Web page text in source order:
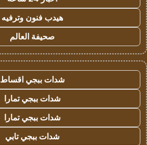
هيدب فنون وترفيه
صحيفة العالم
شدات ببجي اقساط
شدات ببجي تمارا
شدات ببجي تمارا
شدات ببجي تابي